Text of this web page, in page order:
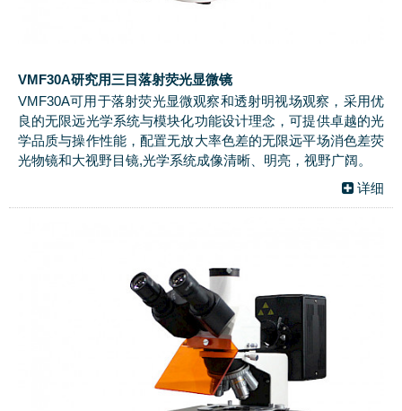
VMF30A研究用三目落射荧光显微镜
VMF30A可用于落射荧光显微观察和透射明视场观察，采用优
良的无限远光学系统与模块化功能设计理念，可提供卓越的光
学品质与操作性能，配置无放大率色差的无限远平场消色差荧
光物镜和大视野目镜,光学系统成像清晰、明亮，视野广阔。
详细